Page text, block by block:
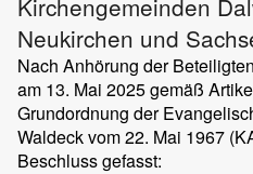
Neukirchen und
Nach Anhörung der
am 13. Mai 2025 gemäß
Grundordnung der
Waldeck vom 22. Mai 1967
Beschluss gefasst: